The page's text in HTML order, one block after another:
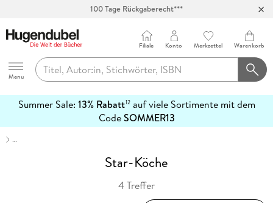
100 Tage Rückgaberecht***
Hugendubel
Menu
Filiale Konto Merkzettel Warenkorb
Summer Sale: 13% Rabatt12auf viele Sortimente mit dem
CodeSOMMER13
erfahren
…
Star-Köche
4 Treffer